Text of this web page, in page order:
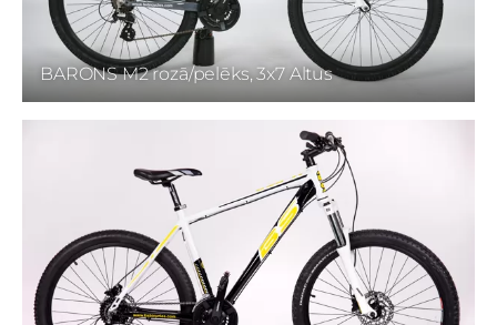
BARONS M2 rozā/pelēks, 3x7 Altus